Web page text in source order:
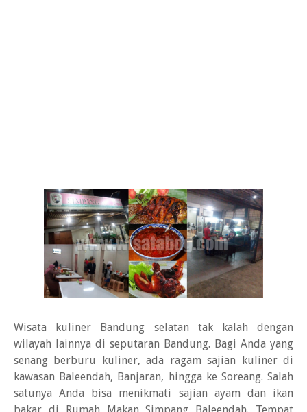
Wisata kuliner Bandung selatan tak kalah dengan
wilayah lainnya di seputaran Bandung. Bagi Anda yang
senang berburu kuliner, ada ragam sajian kuliner di
kawasan Baleendah, Banjaran, hingga ke Soreang. Salah
satunya Anda bisa menikmati sajian ayam dan ikan